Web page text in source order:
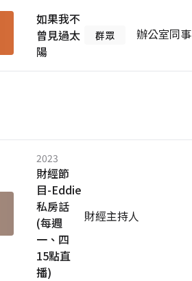
如果我不
曾見過太
陽
群眾 辦公室同事
2023
財經節
目-Eddie
私房話
(每週
一、四
15點直
播)
財經主持人